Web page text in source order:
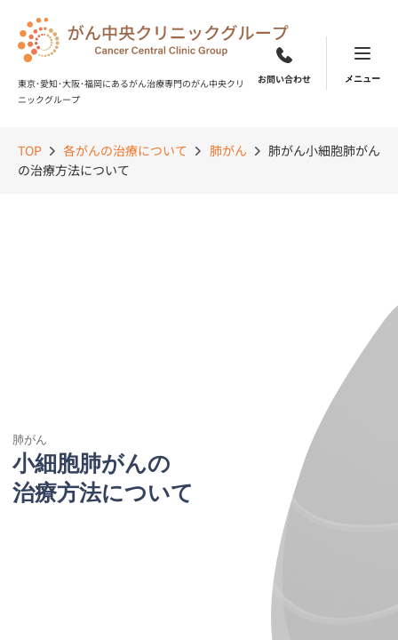
content
東京･愛知･大阪･福岡にあるがん治療専門のがん中央クリ
ニックグループ
お問い合わせ
TOP 各がんの治療について 肺がん
肺がん小細胞肺がん
の治療方法について
肺がん
小細胞肺がんの
治療方法について